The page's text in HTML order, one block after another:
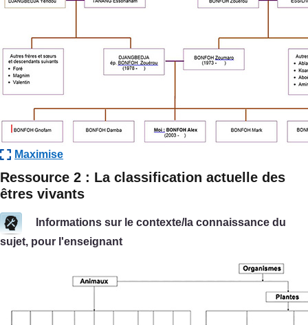
Maximise
Ressource 2 : La classification actuelle des
êtres vivants
Informations sur le contexte/la connaissance du
sujet, pour l'enseignant